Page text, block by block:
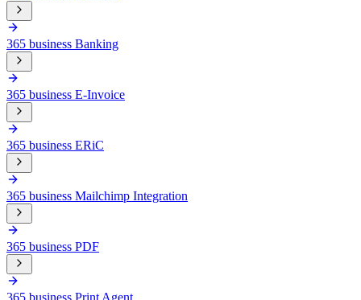
365 business Banking
365 business E-Invoice
365 business ERiC
365 business Mailchimp Integration
365 business PDF
365 business Print Agent